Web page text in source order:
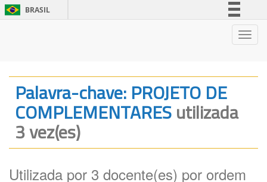
BRASIL
Legislação
Canais
Palavra-chave: PROJETO DE
COMPLEMENTARESutilizada
3 vez(es)
Utilizada por 3 docente(es) por ordem